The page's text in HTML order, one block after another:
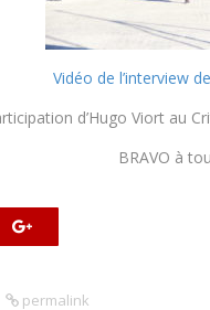
Vidéo de l’interview
d’Hugo Viort au
BRAVO à
permalink